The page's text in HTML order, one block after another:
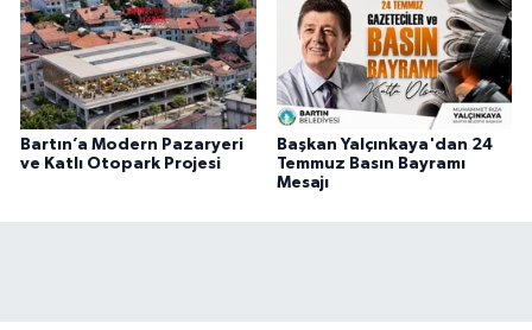
Bartın’a Modern Pazaryeri
ve Katlı Otopark Projesi
Başkan Yalçınkaya'dan 24
Temmuz Basın Bayramı
Mesajı